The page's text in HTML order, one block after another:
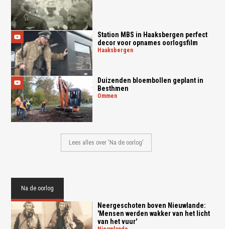
Station MBS in Haaksbergen perfect
decor voor opnames oorlogsfilm
haaksbergen
Duizenden bloembollen geplant in
Besthmen
ommen
Lees alles over 'Na de oorlog'
Na de oorlog
Neergeschoten boven Nieuwlande:
'Mensen werden wakker van het licht
van het vuur'